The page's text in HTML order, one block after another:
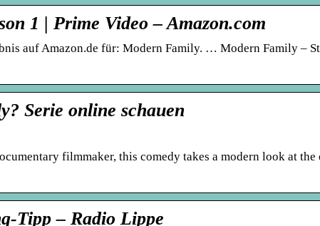
1 | Prime Video – Amazon.com
auf Amazon.de für: Modern Family. … Modern Family –
Serie online schauen
filmmaker, this comedy takes a modern look at
Tipp – Radio Lippe